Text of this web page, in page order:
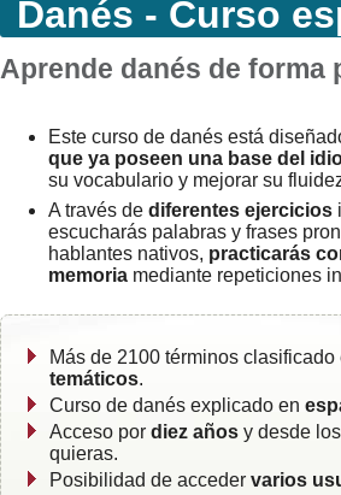
Danés - Curso
Aprende danés de forma
Este curso de danés está
que ya poseen una base del
su vocabulario y mejorar su
A través de diferentes ejercicios
escucharás palabras y frases
hablantes nativos, practicarás
memoria mediante repeticiones
Más de 2100 términos clasificado
temáticos.
Curso de danés explicado en
Acceso por diez años y desde los
quieras.
Posibilidad de acceder varios